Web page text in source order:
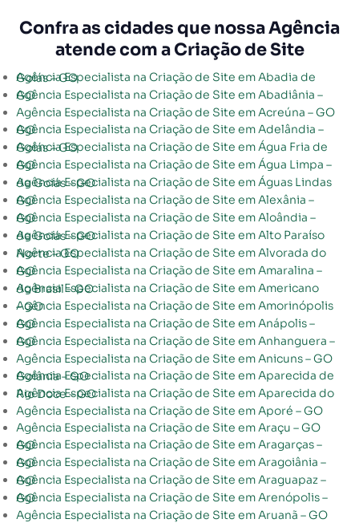
Confra as cidades que nossa Agência
atende com a Criação de Site
Agência Especialista na Criação de Site em Abadia de Goiás – GO
Agência Especialista na Criação de Site em Abadiânia – GO
Agência Especialista na Criação de Site em Acreúna – GO
Agência Especialista na Criação de Site em Adelândia – GO
Agência Especialista na Criação de Site em Água Fria de Goiás – GO
Agência Especialista na Criação de Site em Água Limpa – GO
Agência Especialista na Criação de Site em Águas Lindas de Goiás – GO
Agência Especialista na Criação de Site em Alexânia – GO
Agência Especialista na Criação de Site em Aloândia – GO
Agência Especialista na Criação de Site em Alto Paraíso de Goiás – GO
Agência Especialista na Criação de Site em Alvorada do Norte – GO
Agência Especialista na Criação de Site em Amaralina – GO
Agência Especialista na Criação de Site em Americano do Brasil – GO
Agência Especialista na Criação de Site em Amorinópolis – GO
Agência Especialista na Criação de Site em Anápolis – GO
Agência Especialista na Criação de Site em Anhanguera – GO
Agência Especialista na Criação de Site em Anicuns – GO
Agência Especialista na Criação de Site em Aparecida de Goiânia – GO
Agência Especialista na Criação de Site em Aparecida do Rio Doce – GO
Agência Especialista na Criação de Site em Aporé – GO
Agência Especialista na Criação de Site em Araçu – GO
Agência Especialista na Criação de Site em Aragarças – GO
Agência Especialista na Criação de Site em Aragoiânia – GO
Agência Especialista na Criação de Site em Araguapaz – GO
Agência Especialista na Criação de Site em Arenópolis – GO
Agência Especialista na Criação de Site em Aruanã – GO